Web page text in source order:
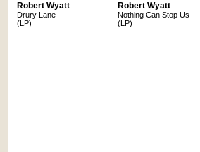
Robert Wyatt
Drury Lane
(LP)
Robert Wyatt
Nothing Can Stop Us
(LP)